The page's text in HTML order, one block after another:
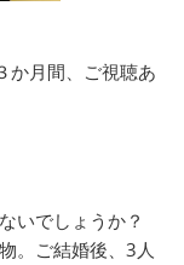
か月間、ご視聴あ
いでしょうか？
。ご結婚後、3人